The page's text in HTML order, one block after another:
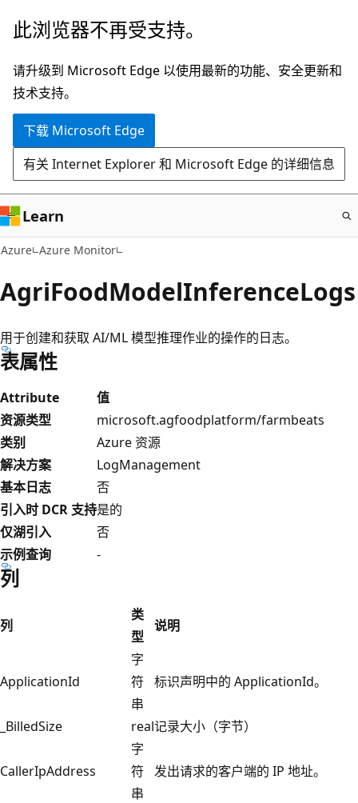
跳
主
要
内
此浏览器不再受支持。
请升级到 Microsoft Edge 以使用最新的功能、安全更新和
技术支持。
下载 Microsoft Edge
有关 Internet Explorer 和 Microsoft Edge 的详细信息
Learn
Azure Azure Monitor
AgriFoodModelInferenceLogs
用于创建和获取 AI/ML 模型推理作业的操作的日志。
表属性
Attribute
值
资源类型
microsoft.agfoodplatform/farmbeats
类别
Azure 资源
解决方案
LogManagement
基本日志
否
引入时 DCR 支持是的
仅湖引入
否
示例查询
-
列
列
类
型
说明
ApplicationId
字
符
串
标识声明中的 ApplicationId。
_BilledSize real记录大小（字节）
CallerIpAddress
字
符
串
发出请求的客户端的 IP 地址。